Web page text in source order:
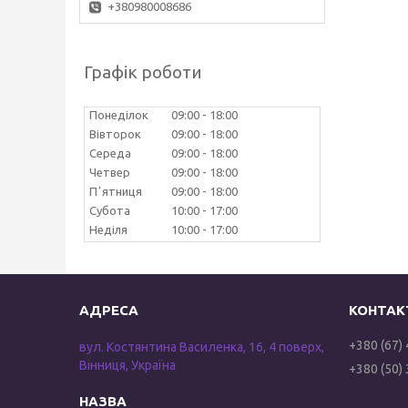
+380980008686
Графік роботи
Понеділок 09:00
18:00
Вівторок
09:00
18:00
Середа
09:00
18:00
Четвер
09:00
18:00
Пʼятниця
09:00
18:00
Субота
10:00
17:00
Неділя
10:00 17:00
вул. Костянтина Василенка, 16, 4 поверх,
Вінниця, Україна
+380 (67)
+380 (50)